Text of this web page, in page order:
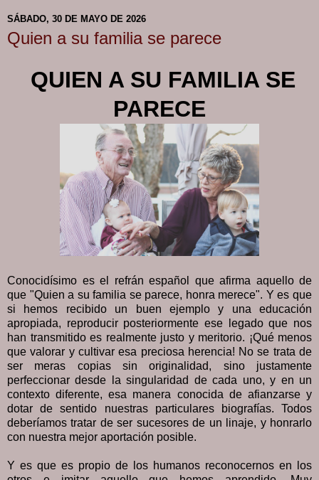
SÁBADO, 30 DE MAYO DE 2026
Quien a su familia se parece
QUIEN A SU FAMILIA SE
PARECE
Conocidísimo es el refrán español que afirma aquello de
que "Quien a su familia se parece, honra merece". Y es que
si hemos recibido un buen ejemplo y una educación
apropiada, reproducir posteriormente ese legado que nos
han transmitido es realmente justo y meritorio. ¡Qué menos
que valorar y cultivar esa preciosa herencia! No se trata de
ser meras copias sin originalidad, sino justamente
perfeccionar desde la singularidad de cada uno, y en un
contexto diferente, esa manera conocida de afianzarse y
dotar de sentido nuestras particulares biografías. Todos
deberíamos tratar de ser sucesores de un linaje, y honrarlo
con nuestra mejor aportación posible.
Y es que es propio de los humanos reconocernos en los